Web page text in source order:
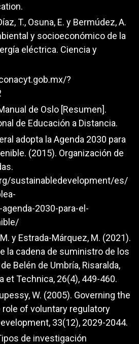
T., Osuna, E. y Bermúdez, A.
y socioeconómico de la
eléctrica. Ciencia y
?
de Oslo [Resumen].
de Educación a Distancia.
adopta la Agenda 2030 para
(2015). Organización de
sustainabledevelopment/es/
2030-para-el-
y Estrada-Márquez, M. (2021).
la cadena de suministro de los
Belén de Umbría, Risaralda,
et Technica, 26(4), 449-460.
W. (2005). Governing the
of voluntary regulatory
33(12), 2029-2044.
de investigación